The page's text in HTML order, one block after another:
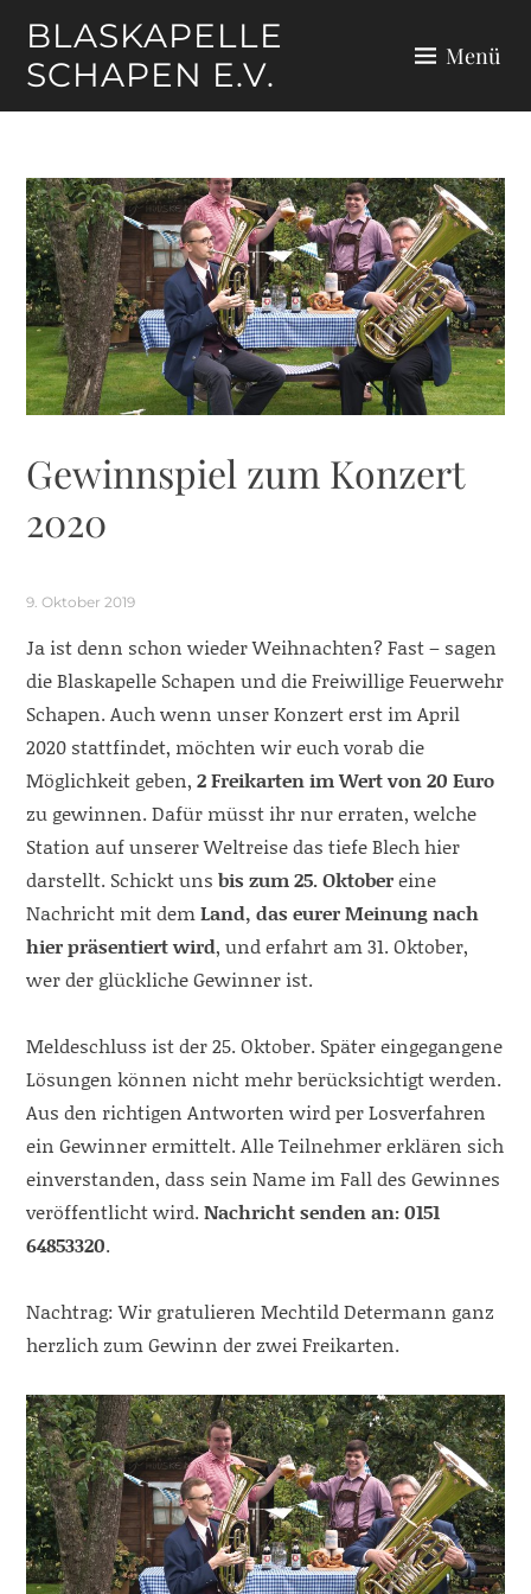
Inhalt
springen
BLASKAPELLE
SCHAPEN E.V.
Menü
Gewinnspiel zum Konzert
2020
9. Oktober 2019
Ja ist denn schon wieder Weihnachten? Fast – sagen
die Blaskapelle Schapen und die Freiwillige Feuerwehr
Schapen. Auch wenn unser Konzert erst im April
2020 stattfindet, möchten wir euch vorab die
Möglichkeit geben,2 Freikarten im Wert von 20 Euro
zu gewinnen. Dafür müsst ihr nur erraten, welche
Station auf unserer Weltreise das tiefe Blech hier
darstellt. Schickt unsbis zum 25. Oktobereine
Nachricht mit demLand, das eurer Meinung nach
hier präsentiert wird, und erfahrt am 31. Oktober,
wer der glückliche Gewinner ist.
Meldeschluss ist der 25. Oktober. Später eingegangene
Lösungen können nicht mehr berücksichtigt werden.
Aus den richtigen Antworten wird per Losverfahren
ein Gewinner ermittelt. Alle Teilnehmer erklären sich
einverstanden, dass sein Name im Fall des Gewinnes
veröffentlicht wird.Nachricht senden an: 0151
64853320.
Nachtrag: Wir gratulieren Mechtild Determann ganz
herzlich zum Gewinn der zwei Freikarten.